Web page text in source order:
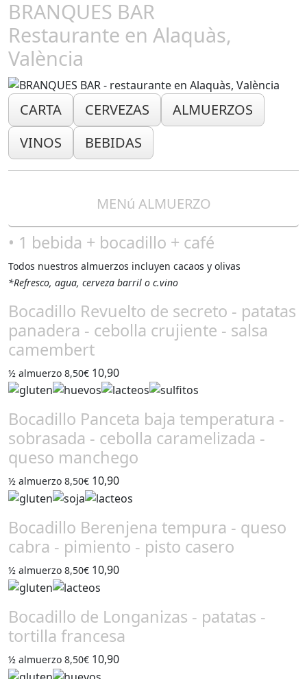
BRANQUES BAR
Restaurante en Alaquàs,
València
CARTA CERVEZAS
ALMUERZOS
VINOS
BEBIDAS
MENú ALMUERZO
• 1 bebida + bocadillo + café
Todos nuestros almuerzos incluyen cacaos y olivas
*Refresco, agua, cerveza barril o c.vino
Bocadillo Revuelto de secreto - patatas
panadera - cebolla crujiente - salsa
camembert
½ almuerzo 8,50€ 10,90
Bocadillo Panceta baja temperatura -
sobrasada - cebolla caramelizada -
queso manchego
½ almuerzo 8,50€ 10,90
Bocadillo Berenjena tempura - queso
cabra - pimiento - pisto casero
½ almuerzo 8,50€ 10,90
Bocadillo de Longanizas - patatas -
tortilla francesa
½ almuerzo 8,50€ 10,90